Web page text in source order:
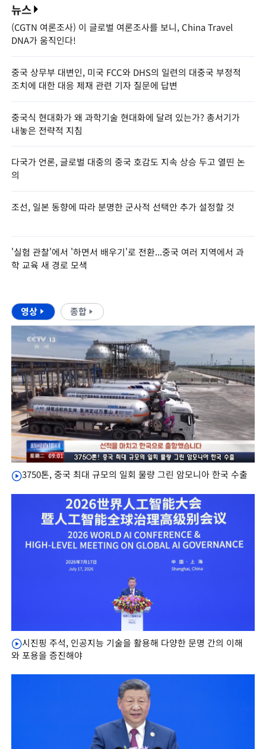
뉴스
(CGTN 여론조사) 이 글로벌 여론조사를 보니, China Travel
DNA가 움직인다!
중국 상무부 대변인, 미국 FCC와 DHS의 일련의 대중국 부정적
조치에 대한 대응 제재 관련 기자 질문에 답변
중국식 현대화가 왜 과학기술 현대화에 달려 있는가? 총서기가
내놓은 전략적 지침
다국가 언론, 글로벌 대중의 중국 호감도 지속 상승 두고 열띤 논
의
조선, 일본 동향에 따라 분명한 군사적 선택안 추가 설정할 것
'실험 관찰'에서 '하면서 배우기'로 전환...중국 여러 지역에서 과
학 교육 새 경로 모색
영상 종합
3750톤, 중국 최대 규모의 일회 물량 그린 암모니아 한국 수출
시진핑 주석, 인공지능 기술을 활용해 다양한 문명 간의 이해
와 포용을 증진해야